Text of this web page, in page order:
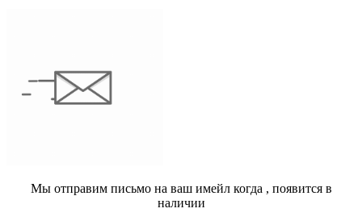
Мы отправим письмо на ваш имейл когда , появится в
наличии